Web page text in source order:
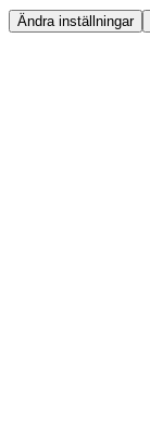
Ändra inställningar